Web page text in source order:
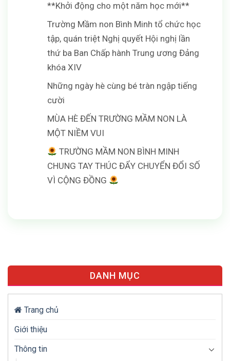
**Khởi động cho một năm học mới**
Trường Mầm non Bình Minh tổ chức học
tập, quán triệt Nghị quyết Hội nghị lần
thứ ba Ban Chấp hành Trung ương Đảng
khóa XIV
Những ngày hè cùng bé tràn ngập tiếng
cười
MÙA HÈ ĐẾN TRƯỜNG MẦM NON LÀ
MỘT NIỀM VUI
TRƯỜNG MẦM NON BÌNH MINH
CHUNG TAY THÚC ĐẨY CHUYỂN ĐỔI SỐ
VÌ CỘNG ĐỒNG
DANH MỤC
Trang chủ
Giới thiệu
Thông tin